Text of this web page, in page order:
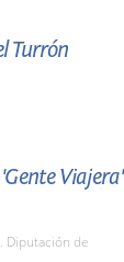
Turrón
Viajera'
Diputación de